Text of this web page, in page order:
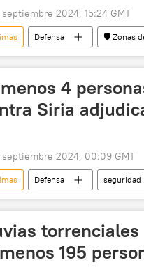
septiembre 2024, 15:24 GMT
Defensa 🛡️ Zonas
4
Siria
septiembre 2024, 00:09 GMT
Defensa seguridad
de Siria
ataque
195